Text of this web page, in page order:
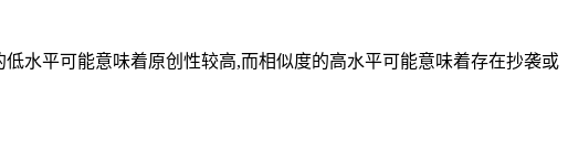
水平可能意味着原创性较高,而相似度的高水平可能意味着存在抄袭或